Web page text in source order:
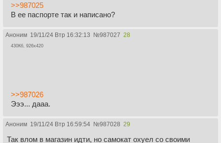
>>987025
В ее паспорте так и написано?
Аноним 19/11/24 Втр 16:32:13 №987027 28
430Кб, 926x420
>>987026
Эээ... дааа.
Аноним 19/11/24 Втр 16:59:54 №987028 29
Так влом в магазин идти, но самокат охуел со своими